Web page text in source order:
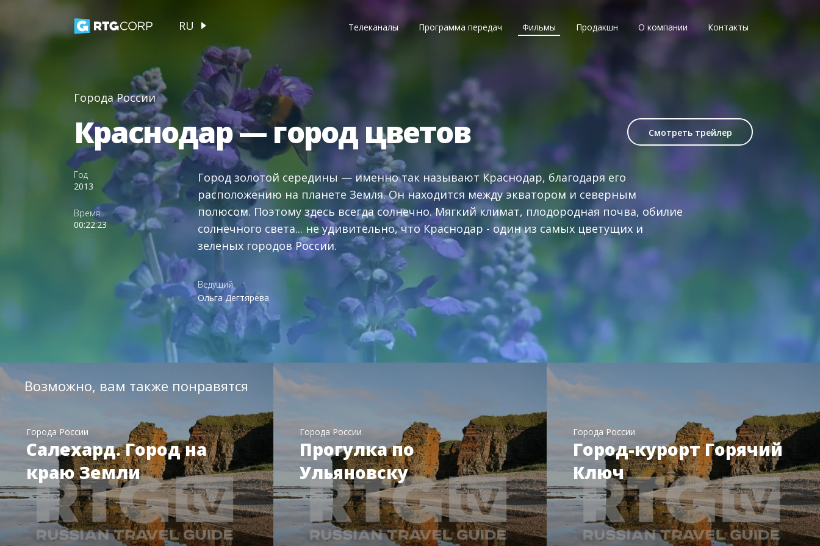
RU Телеканалы Программа передач Фильмы Продакшн О компании Контакты
Города России
Краснодар — город цветов Смотреть трейлер
Год
2013
Время
00:22:23
Город золотой середины — именно так называют Краснодар, благодаря его
расположению на планете Земля. Он находится между экватором и северным
полюсом. Поэтому здесь всегда солнечно. Мягкий климат, плодородная почва, обилие
солнечного света... не удивительно, что Краснодар - один из самых цветущих и
зеленых городов России.
Ведущий
Ольга Дегтярева
Возможно, вам также понравятся
Города России
Салехард. Город на
краю Земли
Города России
Прогулка по
Ульяновску
Города России
Город-курорт Горячий
Ключ